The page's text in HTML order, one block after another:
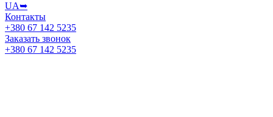
UA➥
Контакты
+380 67 142 5235
Заказать звонок
+380 67 142 5235